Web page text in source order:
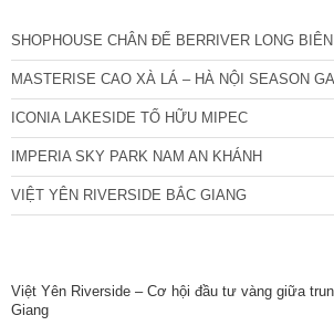
SHOPHOUSE CHÂN ĐẾ BERRIVER LONG BIÊN
MASTERISE CAO XÀ LÁ – HÀ NỘI SEASON
ICONIA LAKESIDE TỐ HỮU MIPEC
IMPERIA SKY PARK NAM AN KHÁNH
VIỆT YÊN RIVERSIDE BẮC GIANG
Việt Yên Riverside – Cơ hội đầu tư vàng giữa
Giang